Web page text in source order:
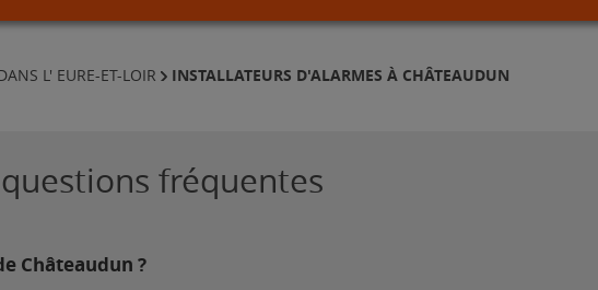
L' EURE-ET-LOIR INSTALLATEURS D'ALARMES À CHÂTEAUDUN
fréquentes
Châteaudun ?